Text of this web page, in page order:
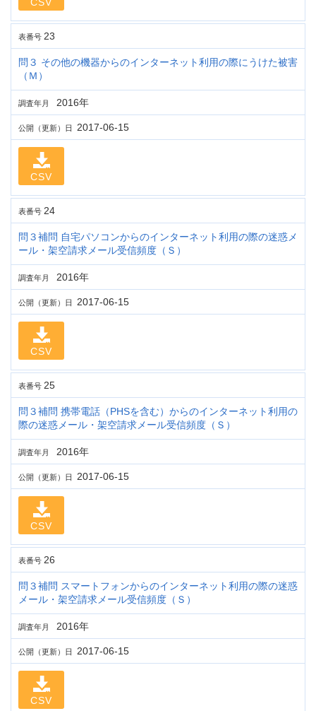
CSV
表番号 23
問３ その他の機器からのインターネット利用の際にうけた被害
（Ｍ）
調査年月 2016年
公開（更新）日 2017-06-15
CSV
表番号 24
問３補問 自宅パソコンからのインターネット利用の際の迷惑メ
ール・架空請求メール受信頻度（Ｓ）
調査年月 2016年
公開（更新）日 2017-06-15
CSV
表番号 25
問３補問 携帯電話（PHSを含む）からのインターネット利用の
際の迷惑メール・架空請求メール受信頻度（Ｓ）
調査年月 2016年
公開（更新）日 2017-06-15
CSV
表番号 26
問３補問 スマートフォンからのインターネット利用の際の迷惑
メール・架空請求メール受信頻度（Ｓ）
調査年月 2016年
公開（更新）日 2017-06-15
CSV